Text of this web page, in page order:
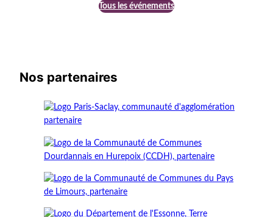
Tous les événements
Nos partenaires